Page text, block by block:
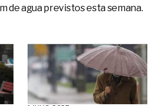
de agua previstos esta semana.